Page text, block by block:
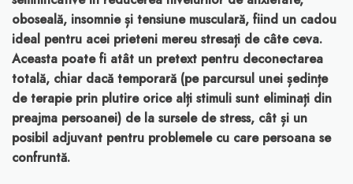
oboseală, insomnie și tensiune musculară, fiind un cadou
ideal pentru acei prieteni mereu stresați de câte ceva.
Aceasta poate fi atât un pretext pentru deconectarea
totală, chiar dacă temporară (pe parcursul unei ședințe
de terapie prin plutire orice alți stimuli sunt eliminați din
preajma persoanei) de la sursele de stress, cât și un
posibil adjuvant pentru problemele cu care persoana se
confruntă.